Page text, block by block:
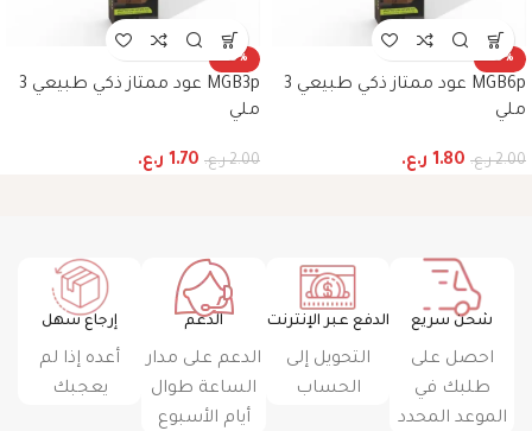
-10%
MGB6p عود ممتاز ذكي طبيعي 3
ملي
2.00 ر.ع. 1.80 ر.ع.
-15%
MGB3p عود ممتاز ذكي طبيعي 3
ملي
2.00 ر.ع. 1.70 ر.ع.
شحن سريع
احصل على
طلبك في
الموعد المحدد
الدفع عبر الإنترنت
التحويل إلى
الحساب
الدعم
الدعم على مدار
الساعة طوال
أيام الأسبوع
إرجاع سهل
أعده إذا لم
يعجبك